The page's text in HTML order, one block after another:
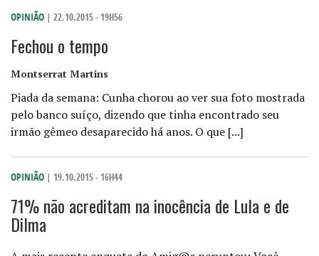
OPINIÃO | 22.10.2015 - 19H56
Fechou o tempo
Montserrat Martins
Piada da semana: Cunha chorou ao ver sua foto mostrada
pelo banco suíço, dizendo que tinha encontrado seu
irmão gêmeo desaparecido há anos. O que [...]
OPINIÃO | 19.10.2015 - 16H44
71% não acreditam na inocência de Lula e de
Dilma